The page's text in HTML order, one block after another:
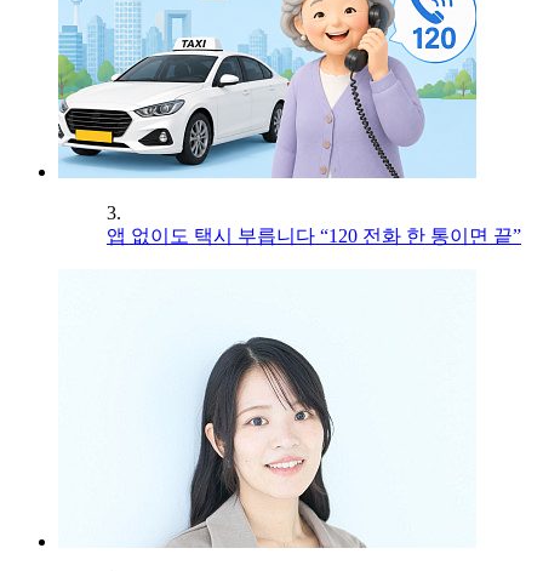
3.
앱 없이도 택시 부릅니다 “120 전화 한 통이면 끝”